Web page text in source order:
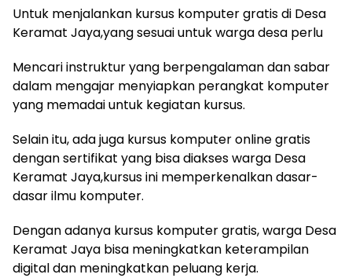
Untuk menjalankan kursus komputer gratis di Desa
Keramat Jaya,yang sesuai untuk warga desa perlu
Mencari instruktur yang berpengalaman dan sabar
dalam mengajar menyiapkan perangkat komputer
yang memadai untuk kegiatan kursus.
Selain itu, ada juga kursus komputer online gratis
dengan sertifikat yang bisa diakses warga Desa
Keramat Jaya,kursus ini memperkenalkan dasar-
dasar ilmu komputer.
Dengan adanya kursus komputer gratis, warga Desa
Keramat Jaya bisa meningkatkan keterampilan
digital dan meningkatkan peluang kerja.